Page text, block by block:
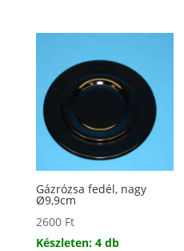
Gázrózsa fedél, nagy
Ø9,9cm
2600 Ft
Készleten: 4 db